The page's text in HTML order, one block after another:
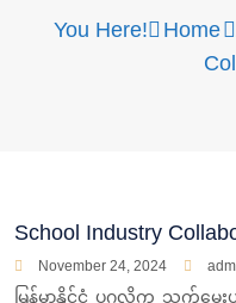
You Here! Home
School Industry
November 24, 2024
မြန်မာနိုင်ငံ ပုဂ္ဂလိက သက်မွေး